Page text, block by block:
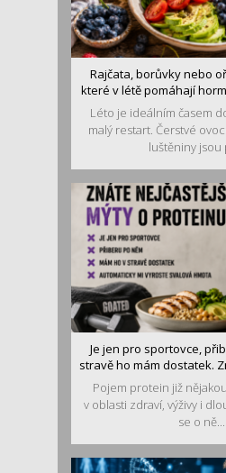
Rajčata, borůvky nebo
které v létě pomáhají
Léto je ideálním časem
malý restart. Čerstvé
luštěniny jsou
Je jen pro sportovce,
stravě ho mám dostatek.
Pojem protein již
v oblasti zdraví, výživy i
se o ně...